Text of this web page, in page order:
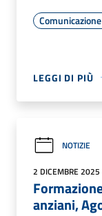
LEGGI DI PIÙ
NOTIZIE
2 DICEMBRE 2025
anziani,